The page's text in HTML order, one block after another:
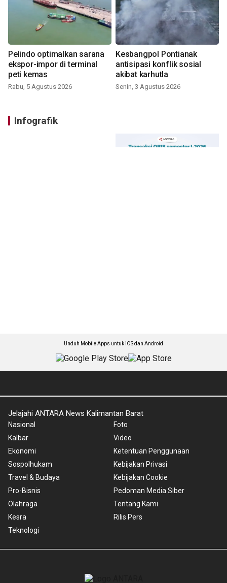
Pelindo optimalkan sarana
ekspor-impor di terminal
peti kemas
Rabu, 5 Agustus 2026
Kesbangpol Pontianak
antisipasi konflik sosial
akibat karhutla
Senin, 3 Agustus 2026
Infografik
Unduh Mobile Apps untuk iOS dan Android
Jelajahi ANTARA News Kalimantan Barat
Nasional
Kalbar
Ekonomi
Sospolhukam
Travel & Budaya
Pro-Bisnis
Olahraga
Kesra
Teknologi
Foto
Video
Ketentuan Penggunaan
Kebijakan Privasi
Kebijakan Cookie
Pedoman Media Siber
Tentang Kami
Rilis Pers